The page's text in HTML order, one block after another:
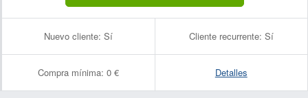
Nuevo cliente: Sí Cliente recurrente: Sí
Compra mínima: 0 € Detalles